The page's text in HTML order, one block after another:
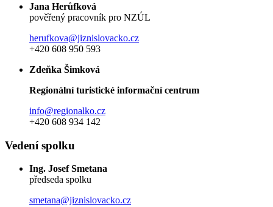
Jana Herůfková
pověřený pracovník pro NZÚL
herufkova@jiznislovacko.cz
+420 608 950 593
Zdeňka Šimková
Regionální turistické informační centrum
info@regionalko.cz
+420 608 934 142
Vedení spolku
Ing. Josef Smetana
předseda spolku
smetana@jiznislovacko.cz